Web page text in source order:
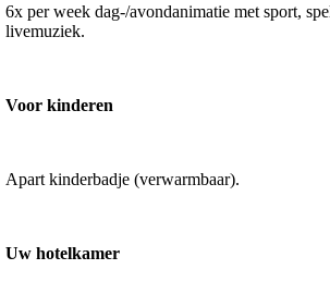
6x per week dag-/avondanimatie met sport,
livemuziek.
Voor kinderen
Apart kinderbadje (verwarmbaar).
Uw hotelkamer